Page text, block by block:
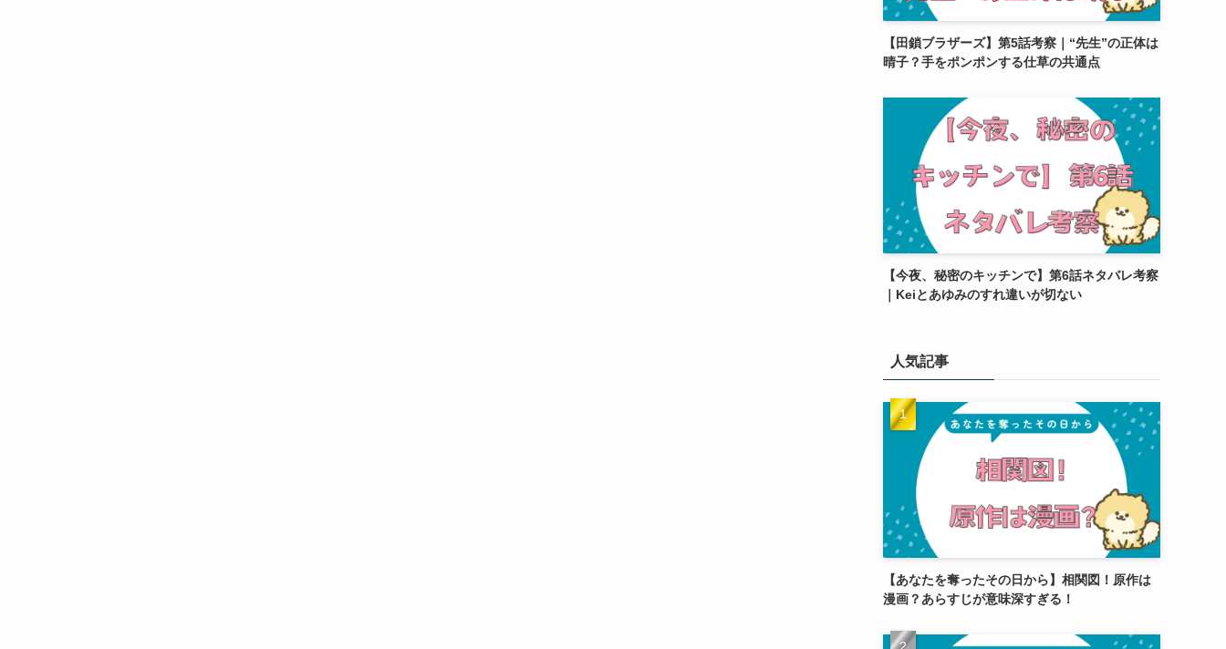
【田鎖ブラザーズ】第5話考察｜“先生”の正体は
晴子？手をポンポンする仕草の共通点
【今夜、秘密のキッチンで】第6話ネタバレ考察
｜Keiとあゆみのすれ違いが切ない
人気記事
【あなたを奪ったその日から】相関図！原作は
漫画？あらすじが意味深すぎる！